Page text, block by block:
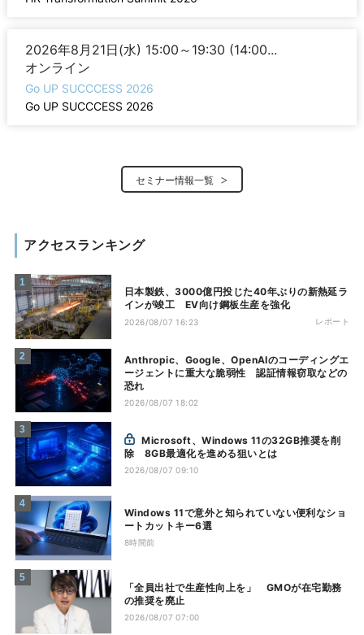
2026年8月21日(水) 15:00～19:30 (14:00...
オンライン
Go UP SUCCCESS 2026
Go UP SUCCCESS 2026
セミナー情報一覧
アクセスランキング
日本製鉄、3000億円投じた40年ぶりの新熱延ラ
インが竣工 EV向け鋼板生産を強化
2026/08/07 16:23 レポート
Anthropic、Google、OpenAIのコーディングエ
ージェントに重大な脆弱性 認証情報窃取などの
恐れ
2026/08/07 18:02
Microsoft、Windows 11の32GB推奨を削
除 8GB最適化を進める狙いとは
2026/08/07 09:10
Windows 11で意外と知られていない便利なショ
ートカットキー6選
8時間前
「全員出社で生産性向上を」 GMOが在宅勤務
の推奨を廃止
2026/08/07 07:00